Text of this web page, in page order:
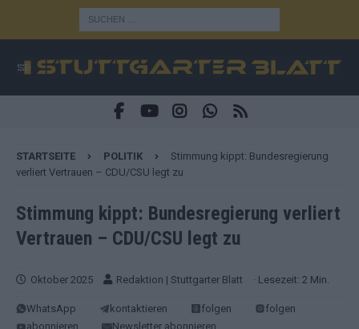
STARTSEITE POLITIK
Stimmung kippt: Bundesregierung
verliert Vertrauen – CDU/CSU legt zu
Stimmung kippt: Bundesregierung verliert
Vertrauen – CDU/CSU legt zu
Oktober 2025 Redaktion | Stuttgarter Blatt · Lesezeit: 2 Min.
WhatsApp kontaktieren folgen
folgen
abonnieren
Newsletter abonnieren